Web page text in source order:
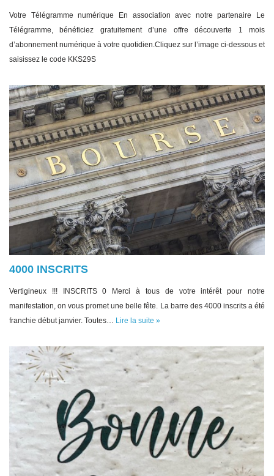
Votre Télégramme numérique En association avec notre partenaire Le
Télégramme, bénéficiez gratuitement d’une offre découverte 1 mois
d’abonnement numérique à votre quotidien.Cliquez sur l’image ci-dessous et
saisissez le code KKS29S
4000 INSCRITS
Vertigineux !!! INSCRITS 0 Merci à tous de votre intérêt pour notre
manifestation, on vous promet une belle fête. La barre des 4000 inscrits a été
franchie début janvier. Toutes… Lire la suite »